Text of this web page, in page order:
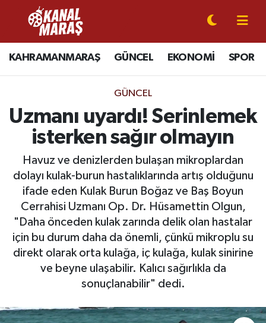
KAHRAMANMARAŞ GÜNCEL EKONOMİ SPOR
GÜNCEL
Uzmanı uyardı! Serinlemek
isterken sağır olmayın
Havuz ve denizlerden bulaşan mikroplardan
dolayı kulak-burun hastalıklarında artış olduğunu
ifade eden Kulak Burun Boğaz ve Baş Boyun
Cerrahisi Uzmanı Op. Dr. Hüsamettin Olgun,
"Daha önceden kulak zarında delik olan hastalar
için bu durum daha da önemli, çünkü mikroplu su
direkt olarak orta kulağa, iç kulağa, kulak sinirine
ve beyne ulaşabilir. Kalıcı sağırlıkla da
sonuçlanabilir" dedi.
CANLI YAYIN
KAHRAMANMARAŞ
SPOR
SİYASET
EKONOMİ
GÜNDEM
MAGAZİN
EĞİTİM
Kahramanmaraş Nöbetçi Eczaneler
Kahramanmaraş Hava Durumu
Kahramanmaraş Namaz Vakitleri
Kahramanmaraş Trafik Yoğunluk Haritası
Süper Lig Puan Durumu ve Fikstür
Tüm Manşetler
Son Dakika Haberleri
Haber Arşivi